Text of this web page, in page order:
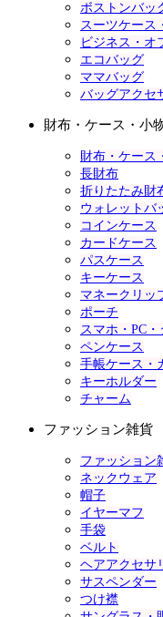
ボストンバッ
スーツケース
ビジネス・オ
エコバッグ
ママバッグ
バッグアクセ
財布・ケース・小
財布・ケース
長財布
折りたたみ財
ウォレットバ
コインケース
カードケース
パスケース
キーケース
マネークリッ
ポーチ
スマホ・PC
ペンケース
手帳ケース・
キーホルダー
チャーム
ファッション雑貨
ファッション
ネックウェア
帽子
イヤーマフ
手袋
ベルト
ヘアアクセサ
サスペンダー
つけ襟